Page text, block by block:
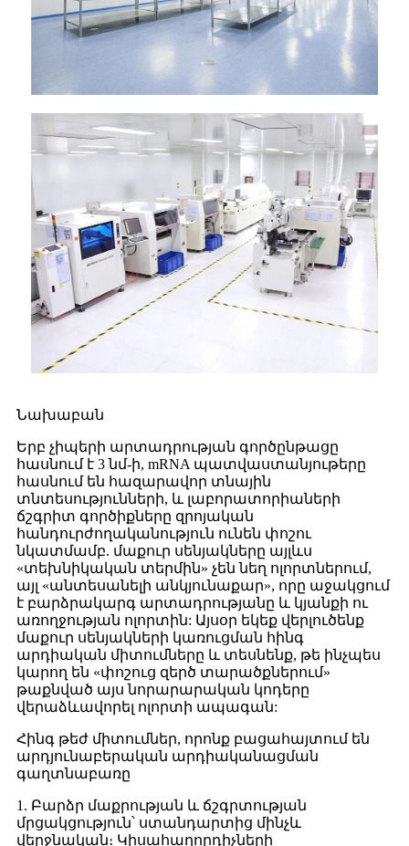
Նախաբան
Երբ չիպերի արտադրության գործընթացը
հասնում է 3 նմ-ի, mRNA պատվաստանյութերը
հասնում են հազարավոր տնային
տնտեսությունների, և լաբորատորիաների
ճշգրիտ գործիքները զրոյական
հանդուրժողականություն ունեն փոշու
նկատմամբ. մաքուր սենյակները այլևս
«տեխնիկական տերմին» չեն նեղ ոլորտներում,
այլ «անտեսանելի անկյունաքար», որը աջակցում
է բարձրակարգ արտադրությանը և կյանքի ու
առողջության ոլորտին: Այսօր եկեք վերլուծենք
մաքուր սենյակների կառուցման հինգ
արդիական միտումները և տեսնենք, թե ինչպես
կարող են «փոշուց զերծ տարածքներում»
թաքնված այս նորարարական կոդերը
վերաձևավորել ոլորտի ապագան:
Հինգ թեժ միտումներ, որոնք բացահայտում են
արդյունաբերական արդիականացման
գաղտնաբառը
1. Բարձր մաքրության և ճշգրտության
մրցակցություն՝ ստանդարտից մինչև
վերջնական։ Կիսահաղորդիչների